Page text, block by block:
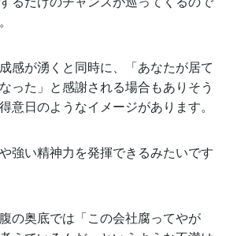
感が湧くと同時に、「あなたが居て
った」と感謝される場合もありそう
意日のようなイメージがあります。
強い精神力を発揮できるみたいです
の奥底では「この会社腐ってやが